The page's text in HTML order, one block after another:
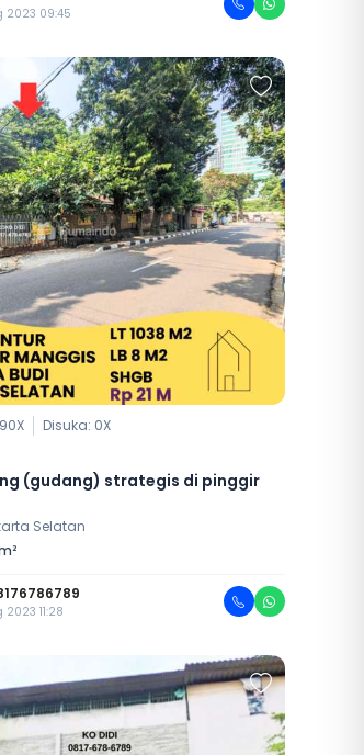
2023 09:45
Disuka: 0X
(gudang) strategis di pinggir
Selatan
11:28